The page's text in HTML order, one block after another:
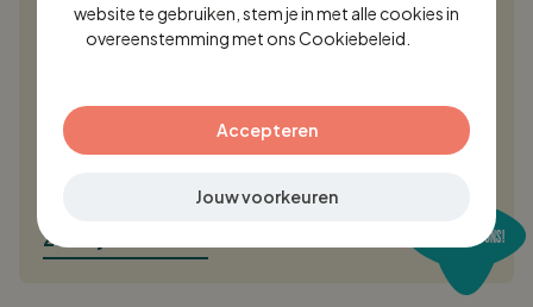
HEB JE VRAGEN OF WIL JE ZAKELIJK
BESTELLEN?
+31 544 375445
info@maximavida.com
Zakelijk bestellen
BEL OF MAIL ONS!
GERMAN
website te gebruiken, stem je in met alle cookies in
overeenstemming met ons Cookiebeleid.
Accepteren
Jouw voorkeuren